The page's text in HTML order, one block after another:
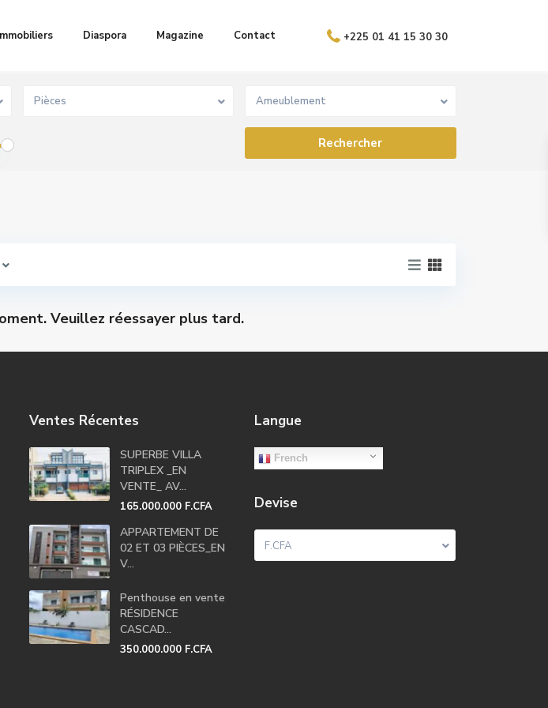
Diaspora Magazine Contact +225 01 41 15 30 30
Pièces Ameublement
Veuillez réessayer plus tard.
Ventes Récentes
SUPERBE VILLA
TRIPLEX _EN
VENTE_ AV...
165.000.000 F.CFA
APPARTEMENT DE
02 ET 03 PIÈCES_EN
V...
Penthouse en vente
RÉSIDENCE
CASCAD...
350.000.000 F.CFA
Langue
French
Devise
F.CFA